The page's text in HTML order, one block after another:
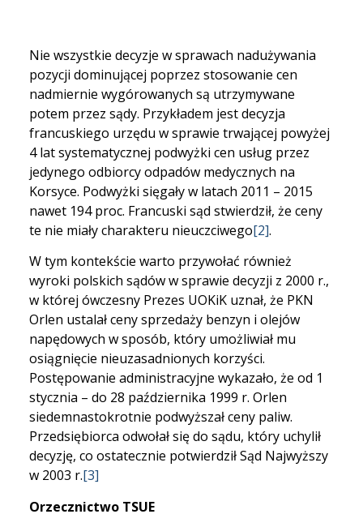
Nie wszystkie decyzje w sprawach nadużywania
pozycji dominującej poprzez stosowanie cen
nadmiernie wygórowanych są utrzymywane
potem przez sądy. Przykładem jest decyzja
francuskiego urzędu w sprawie trwającej powyżej
4 lat systematycznej podwyżki cen usług przez
jedynego odbiorcy odpadów medycznych na
Korsyce. Podwyżki sięgały w latach 2011 – 2015
nawet 194 proc. Francuski sąd stwierdził, że ceny
te nie miały charakteru nieuczciwego[2].
W tym kontekście warto przywołać również
wyroki polskich sądów w sprawie decyzji z 2000 r.,
w której ówczesny Prezes UOKiK uznał, że PKN
Orlen ustalał ceny sprzedaży benzyn i olejów
napędowych w sposób, który umożliwiał mu
osiągnięcie nieuzasadnionych korzyści.
Postępowanie administracyjne wykazało, że od 1
stycznia – do 28 października 1999 r. Orlen
siedemnastokrotnie podwyższał ceny paliw.
Przedsiębiorca odwołał się do sądu, który uchylił
decyzję, co ostatecznie potwierdził Sąd Najwyższy
w 2003 r.[3]
Orzecznictwo TSUE